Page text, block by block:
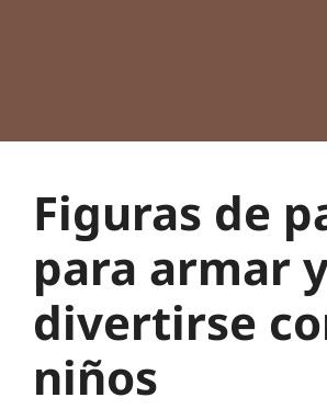
Figuras de
para armar
divertirse
niños